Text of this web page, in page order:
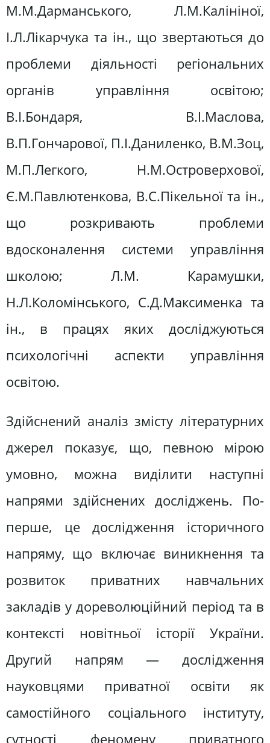
М.М.Дарманського, Л.М.Калініної,
І.Л.Лікарчука та ін., що звертаються до
проблеми діяльності регіональних
органів управління освітою;
В.І.Бондаря, В.І.Маслова,
В.П.Гончарової, П.І.Даниленко, В.М.Зоц,
М.П.Легкого, Н.М.Островерхової,
Є.М.Павлютенкова, В.С.Пікельної та ін.,
що розкривають проблеми
вдосконалення системи управління
школою; Л.М. Карамушки,
Н.Л.Коломінського, С.Д.Максименка та
ін., в працях яких досліджуються
психологічні аспекти управління
освітою.
Здійснений аналіз змісту літературних
джерел показує, що, певною мірою
умовно, можна виділити наступні
напрями здійснених досліджень. По-
перше, це дослідження історичного
напряму, що включає виникнення та
розвиток приватних навчальних
закладів у дореволюційний період та в
контексті новітньої історії України.
Другий напрям — дослідження
науковцями приватної освіти як
самостійного соціального інституту,
сутності феномену приватного